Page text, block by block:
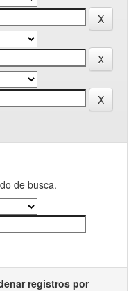
de busca.
registros por